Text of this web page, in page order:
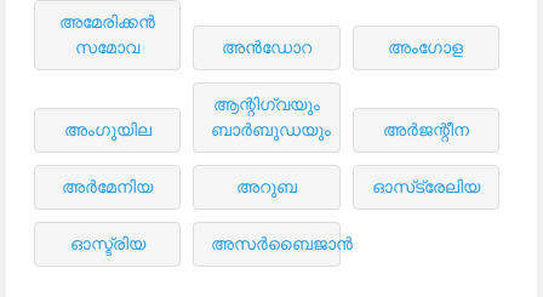
അമേരിക്കൻ
സമോവ
അൻഡോറ അംഗോള
അംഗുയില
ആന്റിഗ്വയും
ബാർബുഡയും
അർജന്റീന
അർമേനിയ അറുബ ഓസ്‌ട്രേലിയ
ഓസ്ട്രിയ അസർബൈജാൻ